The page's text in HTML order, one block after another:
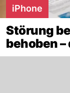
iPhone
Störung
behoben